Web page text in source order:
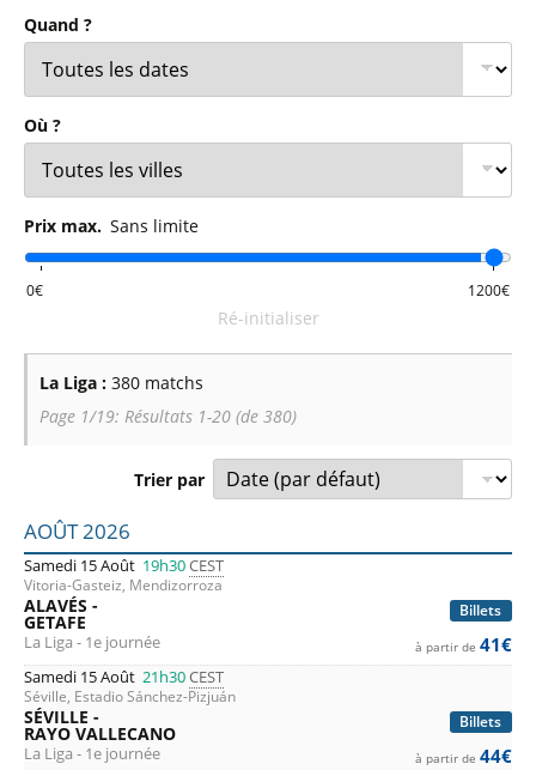
Quand ?
Où ?
Prix max. Sans limite
Ré-initialiser
La Liga : 380 matchs
Page 1/19: Résultats 1-20 (de 380)
Trier par
Liste des prochains matchs : La Liga. Colonne 1 : date,
AOÛT 2026
Samedi 15 Août 19h30CEST
Vitoria-Gasteiz, Mendizorroza
Billets
ALAVÉS -
GETAFE
La Liga - 1e journée à partir de 41€
Samedi 15 Août 21h30CEST
Séville, Estadio Sánchez-Pizjuán
Billets
SÉVILLE -
RAYO VALLECANO
La Liga - 1e journée à partir de 44€